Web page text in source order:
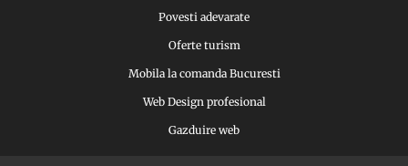
Povesti adevarate
Oferte turism
Mobila la comanda Bucuresti
Web Design profesional
Gazduire web